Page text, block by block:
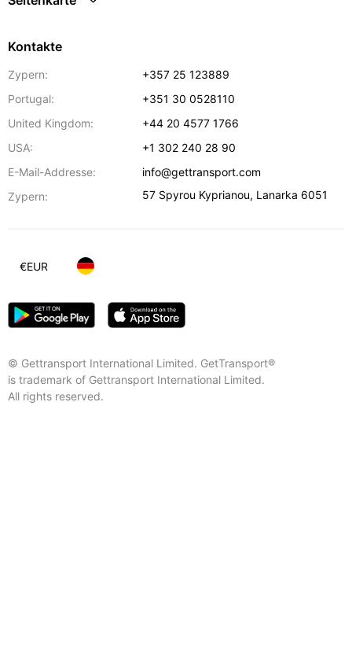
Kontakte
Zypern:
+357 25 123889
Portugal:
+351 30 0528110
United Kingdom:
+44 20 4577 1766
USA:
+1 302 240 28 90
E-Mail-Addresse:
info@gettransport.com
Zypern:
57 Spyrou Kyprianou, Lanarka 6051
© Gettransport International Limited. GetTransport®
is trademark of Gettransport International Limited.
All rights reserved.
€EUR